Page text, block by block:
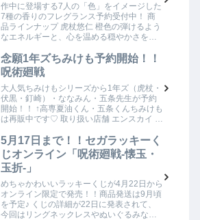
作中に登場する7人の「色」をイメージした
7種の香りのフレグランス予約受付中！ 商
品ラインナップ 虎杖悠仁 橙色の弾けるよう
なエネルギーと、心を温める穏やかさをイ
人柄がオレンジ系の香りで表現されていま
す。…
念願1年ズちみけも予約開始！！
呪術廻戦
大人気ちみけもシリーズから1年ズ（虎杖・
伏黒・釘崎）・ななみん・五条先生が予約
開始！！ ↑高専夏油くん・五条くんちみけも
は再販中です♡ 取り扱い店舗 エンスカイ メ
5月17日まで！！セガラッキーく
じオンライン「呪術廻戦-懐玉・
玉折-」
めちゃかわいいラッキーくじが4月22日から
オンライン限定で発売！！商品発送は9月頃
を予定♪ くじの詳細が22日に発表されて、
今回はリングネックレスやぬいぐるみなど